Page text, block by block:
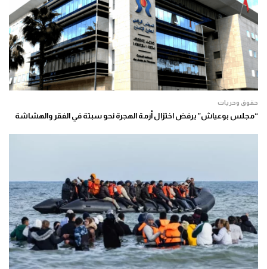
حقوق وحريات
“مجلس بوعياش” يرفض اختزال أزمة الهجرة نحو سبتة في الفقر والهشاشة